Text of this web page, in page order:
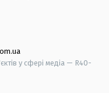
у сфері медіа — R40-